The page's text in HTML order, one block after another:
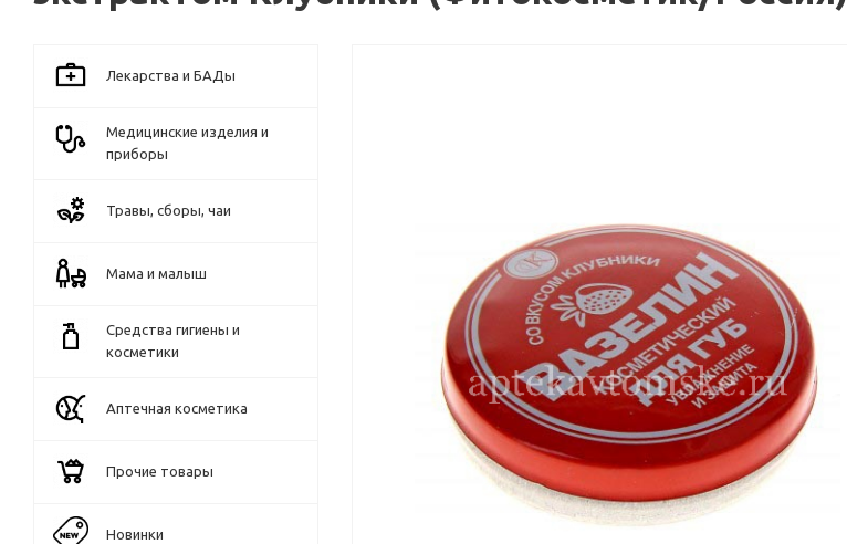
Лекарства и БАДы
Медицинские изделия и
приборы
Травы, сборы, чаи
Мама и малыш
Средства гигиены и
косметики
Аптечная косметика
Прочие товары
Новинки